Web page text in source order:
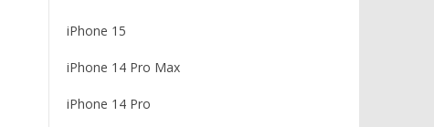
iPhone 15
iPhone 14 Pro Max
iPhone 14 Pro